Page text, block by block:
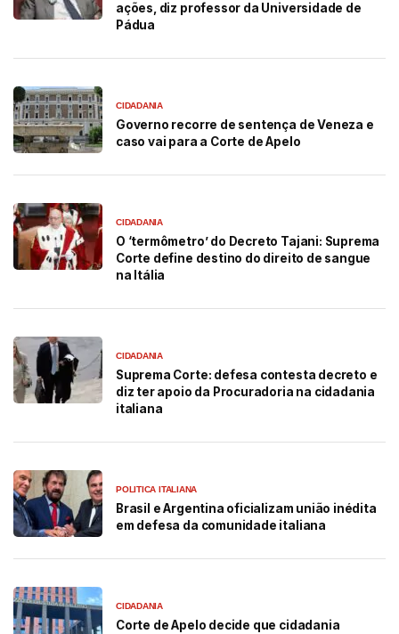
ações, diz professor da Universidade de
Pádua
CIDADANIA
Governo recorre de sentença de Veneza e
caso vai para a Corte de Apelo
CIDADANIA
O ‘termômetro’ do Decreto Tajani: Suprema
Corte define destino do direito de sangue
na Itália
CIDADANIA
Suprema Corte: defesa contesta decreto e
diz ter apoio da Procuradoria na cidadania
italiana
POLITICA ITALIANA
Brasil e Argentina oficializam união inédita
em defesa da comunidade italiana
CIDADANIA
Corte de Apelo decide que cidadania